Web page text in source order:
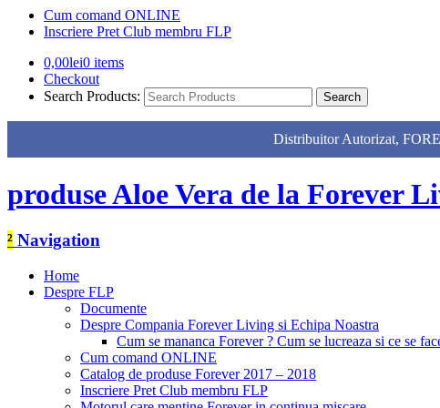
Cum comand ONLINE
Inscriere Pret Club membru FLP
0,00lei0 items
Checkout
Search Products:
Distribuitor Autorizat,
produse Aloe Vera de la Forever
² Navigation
Home
Despre FLP
Documente
Despre Compania Forever Living si Echipa Noastra
Cum se mananca Forever ? Cum se lucreaza si ce se
Cum comand ONLINE
Catalog de produse Forever 2017 – 2018
Inscriere Pret Club membru FLP